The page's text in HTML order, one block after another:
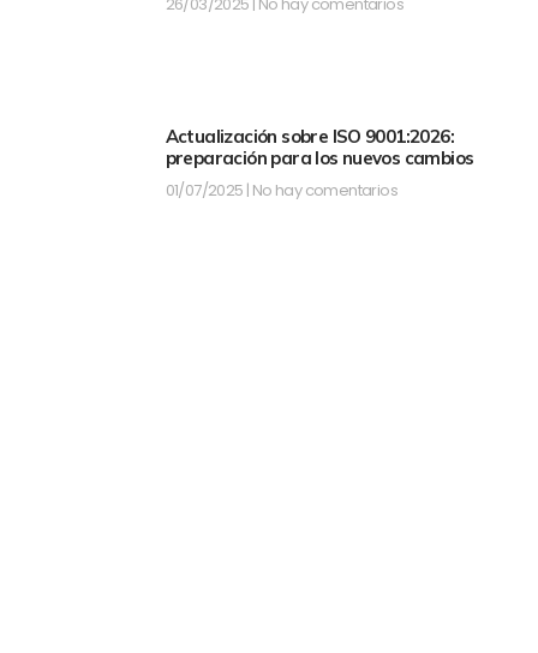
Actualización sobre ISO 9001:2026:
preparación para los nuevos cambios
01/07/2025 No hay comentarios